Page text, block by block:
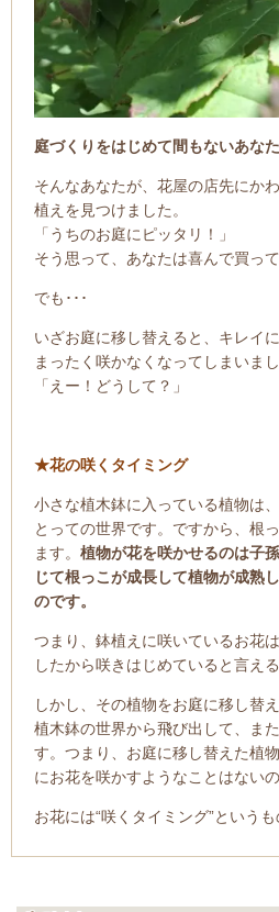
庭づくりをはじめて間もないあなた
そんなあなたが、花屋の店先にか
植えを見つけました。
「うちのお庭にピッタリ！」
そう思って、あなたは喜んで買って
でも･･･
いざお庭に移し替えると、キレイ
まったく咲かなくなってしまいまし
「えー！どうして？」
★花の咲くタイミング
小さな植木鉢に入っている植物は
とっての世界です。ですから、根
ます。 植物が花を咲かせるのは子
じて根っこが成長して植物が成熟
のです。
つまり、鉢植えに咲いているお花
したから咲きはじめていると言える
しかし、その植物をお庭に移し替
植木鉢の世界から飛び出して、ま
す。つまり、お庭に移し替えた植
にお花を咲かすようなことはないの
お花には“咲くタイミング”というも